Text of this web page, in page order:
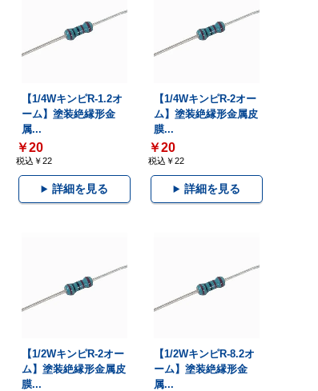
【1/4WキンピR-1.2オ
ーム】塗装絶縁形金
属...
￥20
税込￥22
詳細を見る
【1/4WキンピR-2オー
ム】塗装絶縁形金属皮
膜...
￥20
税込￥22
詳細を見る
【1/2WキンピR-2オー
ム】塗装絶縁形金属皮
膜...
【1/2WキンピR-8.2オ
ーム】塗装絶縁形金
属...